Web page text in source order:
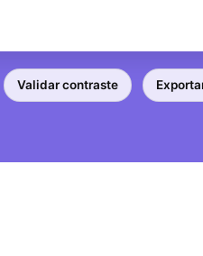
Validar contraste